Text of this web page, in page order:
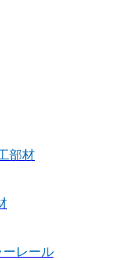
部材
レール